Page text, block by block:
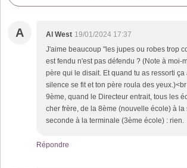
A Al West 19/01/2024 17:37
J'aime beaucoup "les jupes ou robes trop
est fendu n'est pas défendu ? (Note à moi-
père qui le disait. Et quand tu as ressorti
silence se fit et ton père roula des
9ème, quand le Directeur entrait, tous les
cher frère, de la 8ème (nouvelle école) à
seconde à la terminale (3ème école) : rien.
Répondre